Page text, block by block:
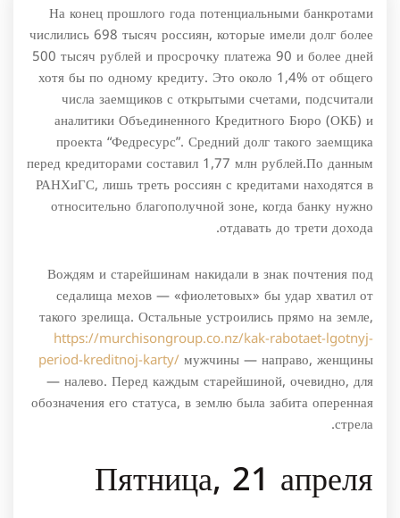
На конец прошлого года потенциальными банкротами
числились 698 тысяч россиян, которые имели долг более
500 тысяч рублей и просрочку платежа 90 и более дней
хотя бы по одному кредиту. Это около 1,4% от общего
числа заемщиков с открытыми счетами, подсчитали
аналитики Объединенного Кредитного Бюро (ОКБ) и
проекта “Федресурс”. Средний долг такого заемщика
перед кредиторами составил 1,77 млн рублей.По данным
РАНХиГС, лишь треть россиян с кредитами находятся в
относительно благополучной зоне, когда банку нужно
отдавать до трети дохода.
Вождям и старейшинам накидали в знак почтения под
седалища мехов — «фиолетовых» бы удар хватил от
такого зрелища. Остальные устроились прямо на земле,
https://murchisongroup.co.nz/kak-rabotaet-lgotnyj-
period-kreditnoj-karty/мужчины — направо, женщины
— налево. Перед каждым старейшиной, очевидно, для
обозначения его статуса, в землю была забита оперенная
стрела.
Пятница, 21 апреля